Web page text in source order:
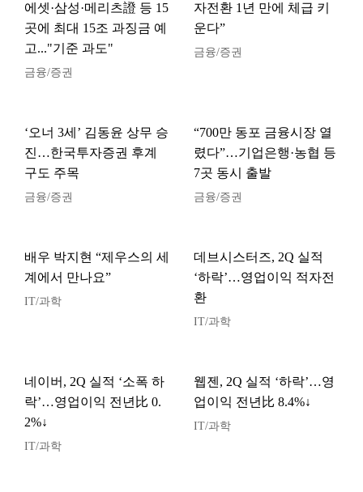
에셋·삼성·메리츠證 등 15
곳에 최대 15조 과징금 예
고..."기준 과도"
금융/증권
자전환 1년 만에 체급 키
운다”
금융/증권
‘오너 3세’ 김동윤 상무 승
진…한국투자증권 후계
구도 주목
금융/증권
“700만 동포 금융시장 열
렸다”…기업은행·농협 등
7곳 동시 출발
금융/증권
배우 박지현 “제우스의 세
계에서 만나요”
IT/과학
데브시스터즈, 2Q 실적
‘하락’…영업이익 적자전
환
IT/과학
네이버, 2Q 실적 ‘소폭 하
락’…영업이익 전년比 0.
2%↓
IT/과학
웹젠, 2Q 실적 ‘하락’…영
업이익 전년比 8.4%↓
IT/과학